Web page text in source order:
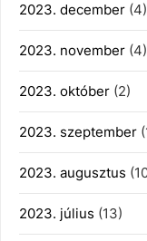
2023. december (4)
2023. november (4)
2023. október (2)
2023. szeptember
2023. augusztus
2023. július (13)